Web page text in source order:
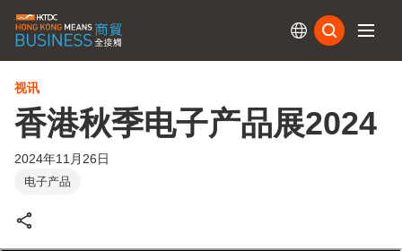
视讯
香港秋季电子产品展2024
2024年11月26日
电子产品